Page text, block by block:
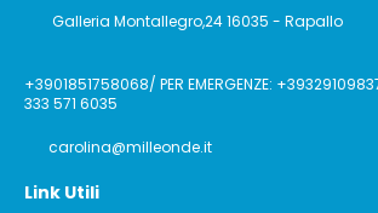
Galleria Montallegro,24 16035 - Rapallo
+3901851758068/ PER EMERGENZE:
333 571 6035
carolina@milleonde.it
Link Utili